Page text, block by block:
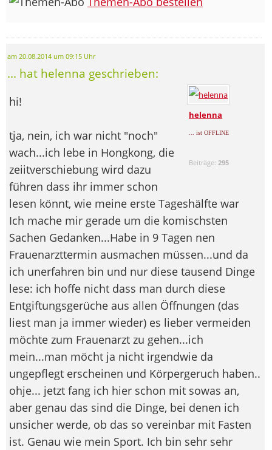
am 20.08.2014 um 09:15 Uhr
... hat helenna geschrieben:
helenna
... ist OFFLINE
Beiträge: 295
hi!
tja, nein, ich war nicht "noch"
wach...ich lebe in Hongkong, die
zeiitverschiebung wird dazu
führen dass ihr immer schon
lesen könnt, wie meine erste Tageshälfte war
Ich mache mir gerade um die komischsten
Sachen Gedanken...Habe in 9 Tagen nen
Frauenarzttermin ausmachen müssen...und da
ich unerfahren bin und nur diese tausend Dinge
lese: ich hoffe nicht dass man durch diese
Entgiftungsgerüche aus allen Öffnungen (das
liest man ja immer wieder) es lieber vermeiden
möchte zum Frauenarzt zu gehen...ich
mein...man möcht ja nicht irgendwie da
ungepflegt erscheinen und Körpergeruch haben..
ohje... jetzt fang ich hier schon mit sowas an,
aber genau das sind die Dinge, bei denen ich
unsicher werde, ob das so vereinbar mit Fasten
ist. Genau wie mein Sport. Ich bin sehr sehr